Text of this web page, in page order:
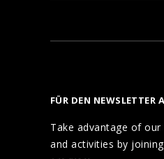
FÜR DEN NEWSLETTER
Take advantage of
and activities by